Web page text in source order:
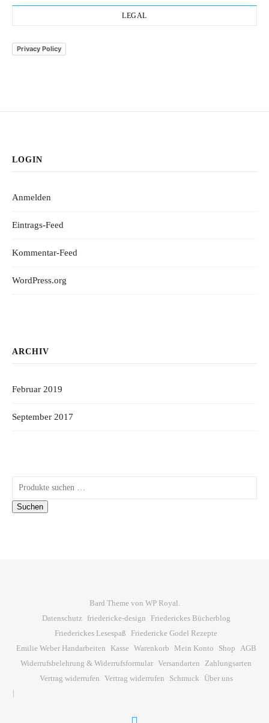
LEGAL
Privacy Policy
LOGIN
Anmelden
Eintrags-Feed
Kommentar-Feed
WordPress.org
ARCHIV
Februar 2019
September 2017
Suchen nach:
Suchen
Bard Theme von WP Royal.
Datenschutz
friedericke-design
Friederickes Bücherblog
Friederickes Lesespaß
Friedericke Godel Rezepte
Emilie Weber Handarbeiten
Kasse Warenkorb Mein Konto Shop AGB
Widerrufsbelehrung & Widerrufsformular Versandarten Zahlungsarten
Vertrag widerrufen Vertrag widerrufen Schmuck Über uns